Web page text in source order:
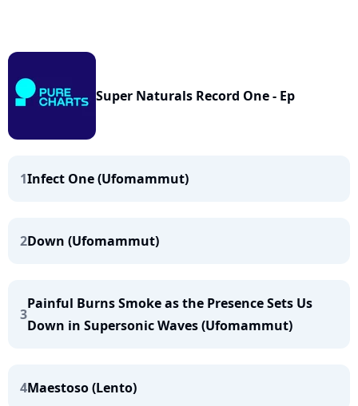
Super Naturals Record One - Ep
1Infect One (Ufomammut)
2Down (Ufomammut)
3
Painful Burns Smoke as the Presence Sets Us
Down in Supersonic Waves (Ufomammut)
4Maestoso (Lento)